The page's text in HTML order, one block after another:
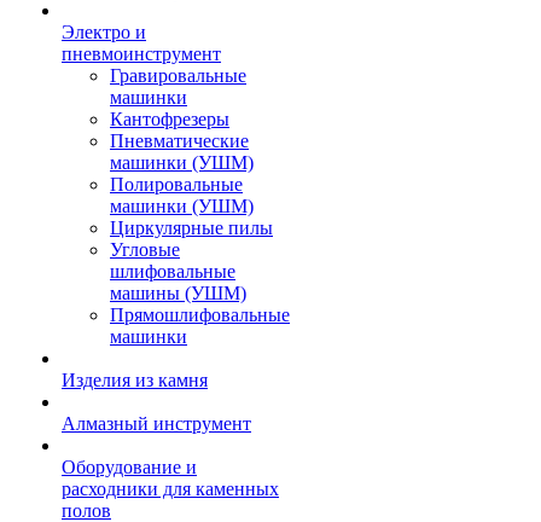
Электро и
пневмоинструмент
Гравировальные
машинки
Кантофрезеры
Пневматические
машинки (УШМ)
Полировальные
машинки (УШМ)
Циркулярные пилы
Угловые
шлифовальные
машины (УШМ)
Прямошлифовальные
машинки
Изделия из камня
Алмазный инструмент
Оборудование и
расходники для каменных
полов